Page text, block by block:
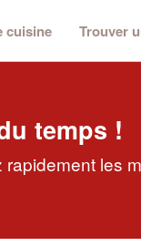
cuisine Trouver
temps !
les